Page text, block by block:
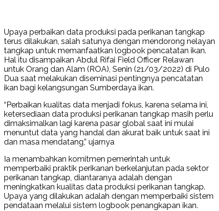
Upaya perbaikan data produksi pada perikanan tangkap
terus dilakukan, salah satunya dengan mendorong nelayan
tangkap untuk memanfaatkan logbook pencatatan ikan.
Hal itu disampaikan Abdul Rifai Field Officer Relawan
untuk Orang dan Alam (ROA), Senin (21/03/2022) di Pulo
Dua saat melakukan diseminasi pentingnya pencatatan
ikan bagi kelangsungan Sumberdaya ikan.
“Perbaikan kualitas data menjadi fokus, karena selama ini,
ketersediaan data produksi perikanan tangkap masih perlu
dimaksimalkan lagi karena pasar global saat ini mulai
menuntut data yang handal dan akurat baik untuk saat ini
dan masa mendatang,” ujarnya
Ia menambahkan komitmen pemerintah untuk
memperbaiki praktik perikanan berkelanjutan pada sektor
perikanan tangkap, diantaranya adalah dengan
meningkatkan kualitas data produksi perikanan tangkap.
Upaya yang dilakukan adalah dengan memperbaiki sistem
pendataan melalui sistem logbook penangkapan ikan.